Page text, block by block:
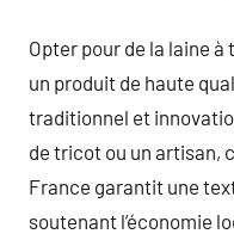
Opter pour de la laine
un produit de haute
traditionnel et
de tricot ou un artisan,
France garantit une
soutenant l’économie